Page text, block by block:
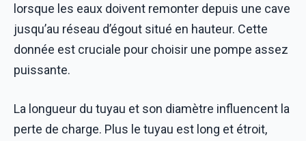
lorsque les eaux doivent remonter depuis une cave
jusqu’au réseau d’égout situé en hauteur. Cette
donnée est cruciale pour choisir une pompe assez
puissante.
La longueur du tuyau et son diamètre influencent la
perte de charge. Plus le tuyau est long et étroit,